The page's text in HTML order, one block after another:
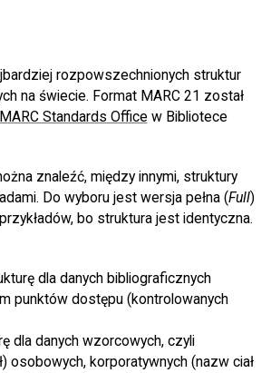
rozpowszechnionych struktur
na świecie. Format MARC 21 został
Standards Office w Bibliotece
znaleźć, między innymi, struktury
Do wyboru jest wersja pełna (Full)
bo struktura jest identyczna.
dla danych bibliograficznych
punktów dostępu (kontrolowanych
dla danych wzorcowych, czyli
osobowych, korporatywnych (nazw ciał